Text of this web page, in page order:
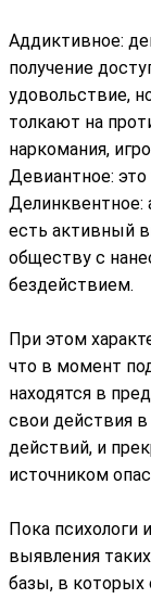
Аддиктивное:
получение
удовольствие,
толкают на
наркомания,
Девиантное:
Делинквентное:
есть активный
обществу с
бездействием.
При этом
что в момент
находятся в
свои действия
действий, и
источником
Пока психологи
выявления
базы, в которых